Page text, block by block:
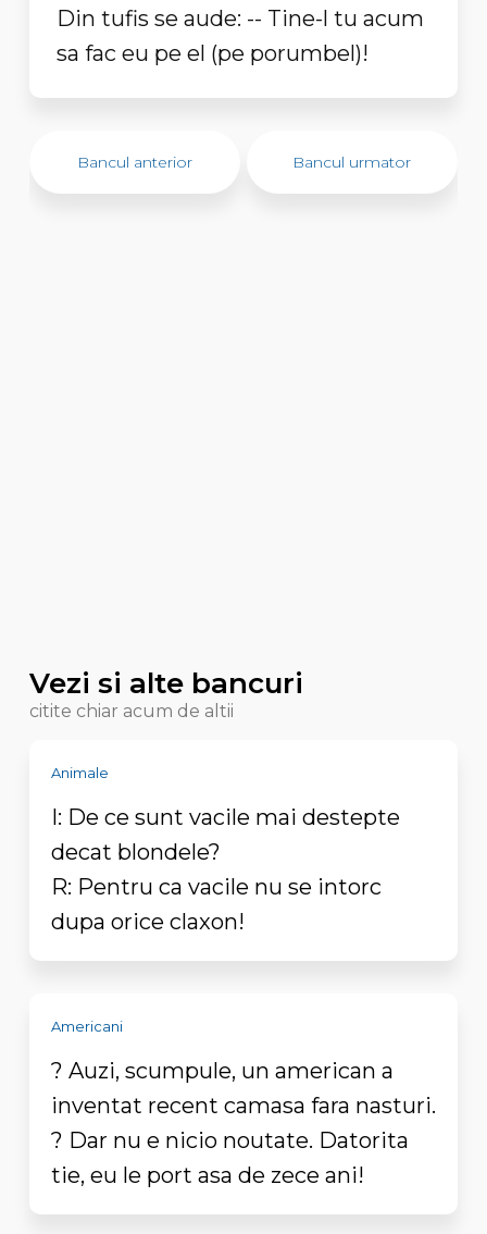
Din tufis se aude: -- Tine-l tu acum
sa fac eu pe el (pe porumbel)!
Bancul anterior Bancul urmator
Vezi si alte bancuri
citite chiar acum de altii
Animale
I: De ce sunt vacile mai destepte
decat blondele?
R: Pentru ca vacile nu se intorc
dupa orice claxon!
Americani
? Auzi, scumpule, un american a
inventat recent camasa fara nasturi.
? Dar nu e nicio noutate. Datorita
tie, eu le port asa de zece ani!